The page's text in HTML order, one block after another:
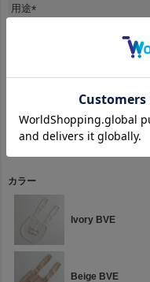
)
用途
必
)
ラッピング
(
必
カラー
Ivory BVE
Beige BVE